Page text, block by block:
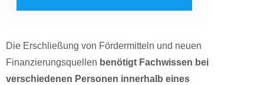
Die Erschließung von Fördermitteln und neuen
Finanzierungsquellen benötigt Fachwissen bei
verschiedenen Personen innerhalb eines